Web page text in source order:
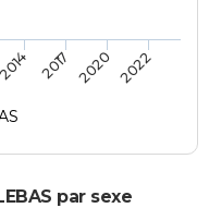
2014 2017 2020 2022
par sexe